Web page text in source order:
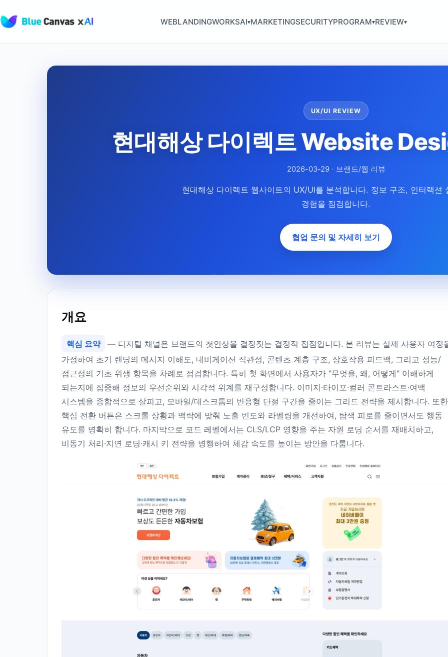
BLUECANVAS
WEBLANDINGWORKSAI▾MARKETINGSECURITYPROGRAM▾REVIEW▾
UX/UI REVIEW
현대해상 다이렉트 Website
2026-03-29 · 브랜드/웹 리뷰
현대해상 다이렉트 웹사이트의 UX/UI를 분석합니다. 정보 구조, 인터랙션
경험을 점검합니다.
협업 문의 및 자세히 보기
개요
핵심 요약
— 디지털 채널은 브랜드의 첫인상을 결정짓는 결정적 접점입니다. 본 리뷰는 실제 사용자 여정
가정하여 초기 랜딩의 메시지 이해도, 네비게이션 직관성, 콘텐츠 계층 구조, 상호작용 피드백, 그리고 성능/
접근성의 기초 위생 항목을 차례로 점검합니다. 특히 첫 화면에서 사용자가 "무엇을, 왜, 어떻게" 이해하게
되는지에 집중해 정보의 우선순위와 시각적 위계를 재구성합니다. 이미지·타이포·컬러 콘트라스트·여백
시스템을 종합적으로 살피고, 모바일/데스크톱의 반응형 단절 구간을 줄이는 그리드 전략을 제시합니다. 또한
핵심 전환 버튼은 스크롤 상황과 맥락에 맞춰 노출 빈도와 라벨링을 개선하여, 탐색 피로를 줄이면서도 행동
유도를 명확히 합니다. 마지막으로 코드 레벨에서는 CLS/LCP 영향을 주는 자원 로딩 순서를 재배치하고,
비동기 처리·지연 로딩·캐시 키 전략을 병행하여 체감 속도를 높이는 방안을 다룹니다.